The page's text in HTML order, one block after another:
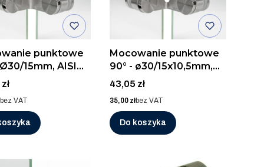
punktowe
15mm, AISI
bez VAT
Mocowanie punktowe
90° - ø30/15x10,5mm,
AISI 304, SZLIF
Cena
43,05 zł
Cena
35,00 złbez VAT
Do koszyka